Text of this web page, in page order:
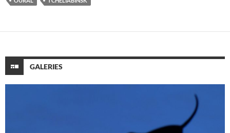
GALERIES